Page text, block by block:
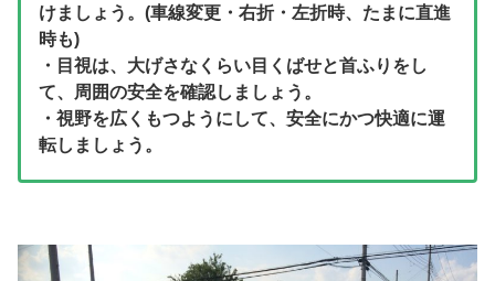
けましょう。(車線変更・右折・左折時、たまに直進
時も)
・目視は、大げさなくらい目くばせと首ふりをし
て、周囲の安全を確認しましょう。
・視野を広くもつようにして、安全にかつ快適に運
転しましょう。